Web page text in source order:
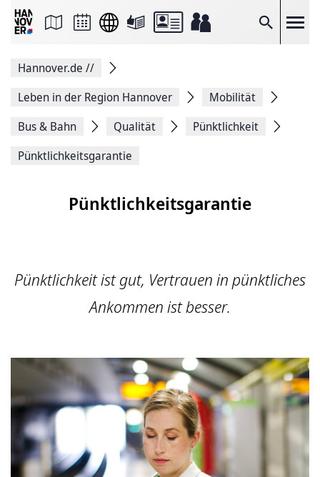
Suche
Seite
Facebook
teilen
Seitenlink
Seite
Hannover.de //
Leben in der Region Hannover
Mobilität
Bus & Bahn
Qualität
Pünktlichkeit
Pünktlichkeitsgarantie
Pünktlichkeitsgarantie
Pünktlichkeit ist gut, Vertrauen in pünktliches
Ankommen ist besser.